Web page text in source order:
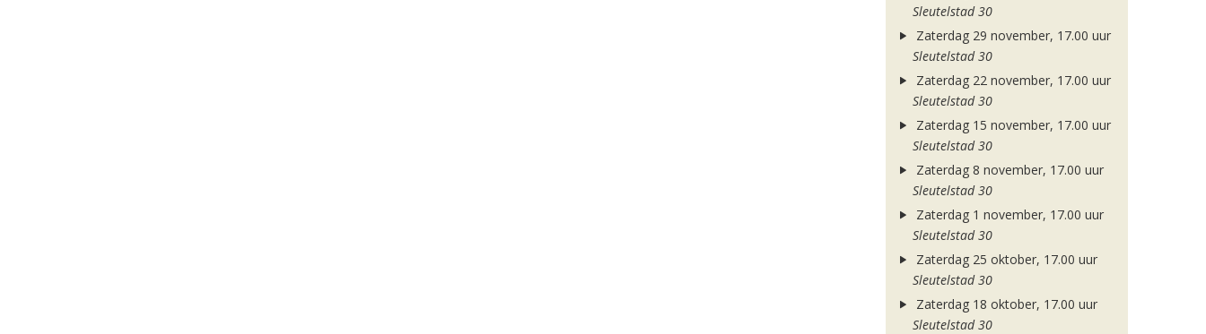
Sleutelstad 30
Zaterdag 29 november, 17.00 uur
Sleutelstad 30
Zaterdag 22 november, 17.00 uur
Sleutelstad 30
Zaterdag 15 november, 17.00 uur
Sleutelstad 30
Zaterdag 8 november, 17.00 uur
Sleutelstad 30
Zaterdag 1 november, 17.00 uur
Sleutelstad 30
Zaterdag 25 oktober, 17.00 uur
Sleutelstad 30
Zaterdag 18 oktober, 17.00 uur
Sleutelstad 30